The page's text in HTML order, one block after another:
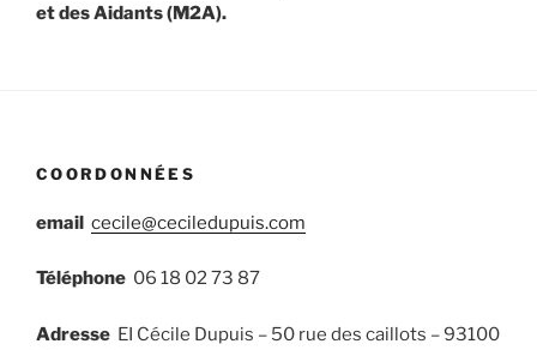
et des Aidants (M2A).
COORDONNÉES
email cecile@ceciledupuis.com
Téléphone 06 18 02 73 87
Adresse EI Cécile Dupuis – 50 rue des caillots – 93100